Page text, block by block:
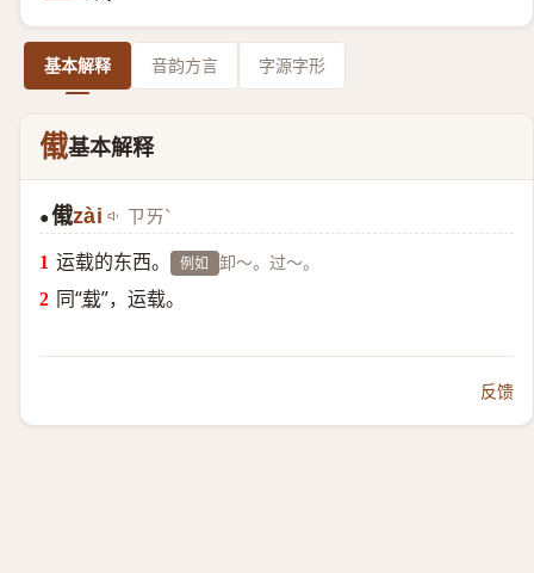
基本解释 音韵方言 字源字形
傤基本解释
●傤zài ㄗㄞˋ
运载的东西。 例如 卸～。过～。
同“载”，运载。
反馈